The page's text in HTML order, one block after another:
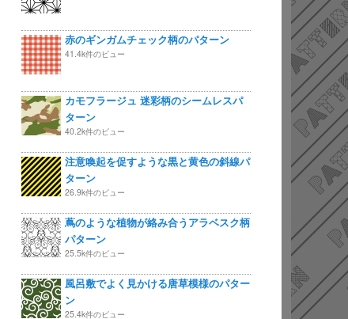
赤のギンガムチェック柄のパターン
41.4k件のビュー
カモフラージュ 迷彩柄のシームレスパ
ターン
40.2k件のビュー
注意喚起を促すような黒と黄色の斜線パ
ターン
26.9k件のビュー
蔦のような植物が絡み合うアラベスク柄
パターン
25.5k件のビュー
風呂敷でよく見かける唐草模様のパター
ン
25.4k件のビュー